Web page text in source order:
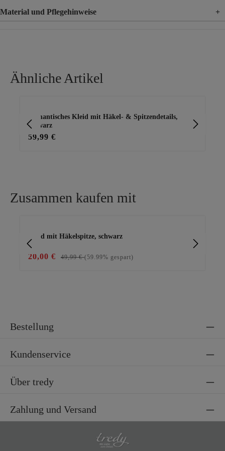
Material und Pflegehinweise +
Ähnliche Artikel
Romantisches Kleid mit Häkel- & Spitzendetails,
schwarz
59,99 €
Zusammen kaufen mit
Kleid mit Häkelspitze, schwarz
20,00 € 49,99 €(59.99% gespart)
Bestellung
Kundenservice
Über tredy
Zahlung und Versand